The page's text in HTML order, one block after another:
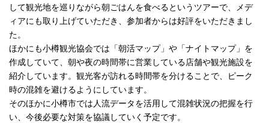
して観光地を巡りながら朝ごはんを食べるというツアーで、メデ
ィアにも取り上げていただき、参加者からは好評をいただきまし
た。
ほかにも小樽観光協会では「朝活マップ」や「ナイトマップ」を
作成していて、朝や夜の時間帯に営業している店舗や観光施設を
紹介しています。観光客が訪れる時間帯を分けることで、ピーク
時の混雑を避けるようにしています。
そのほかに小樽市では人流データを活用して混雑状況の把握を行
い、今後必要な対策を協議していく予定です。